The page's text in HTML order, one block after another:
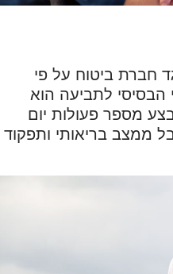
חברת ביטוח על פי
הבסיסי לתביעה הוא
מספר פעולות יום
ממצב בריאותי ותפקוד